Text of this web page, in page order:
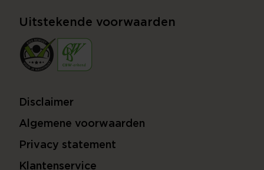
Uitstekende voorwaarden
Disclaimer
Algemene voorwaarden
Privacy statement
Klantenservice